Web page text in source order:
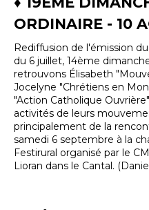
ORDINAIRE - 10
Rediffusion de l'émission
du 6 juillet, 14ème
retrouvons Élisabeth
Jocelyne "Chrétiens en
"Action Catholique
activités de leurs
principalement de la
samedi 6 septembre à la
Festirural organisé par le
Lioran dans le Cantal.